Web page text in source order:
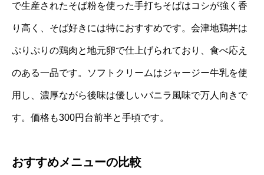
で生産されたそば粉を使った手打ちそばはコシが強く香
り高く、そば好きには特におすすめです。会津地鶏丼は
ぷりぷりの鶏肉と地元卵で仕上げられており、食べ応え
のある一品です。ソフトクリームはジャージー牛乳を使
用し、濃厚ながら後味は優しいバニラ風味で万人向きで
す。価格も300円台前半と手頃です。
おすすめメニューの比較